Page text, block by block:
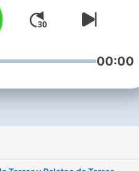
sobrenaturales,
sin resolver y
basados en
apaga la luz y
📩 Contacto:
ver más historias
00:00